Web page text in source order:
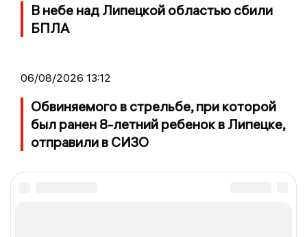
В небе над Липецкой областью сбили
БПЛА
06/08/2026 13:12
Обвиняемого в стрельбе, при которой
был ранен 8-летний ребенок в Липецке,
отправили в СИЗО